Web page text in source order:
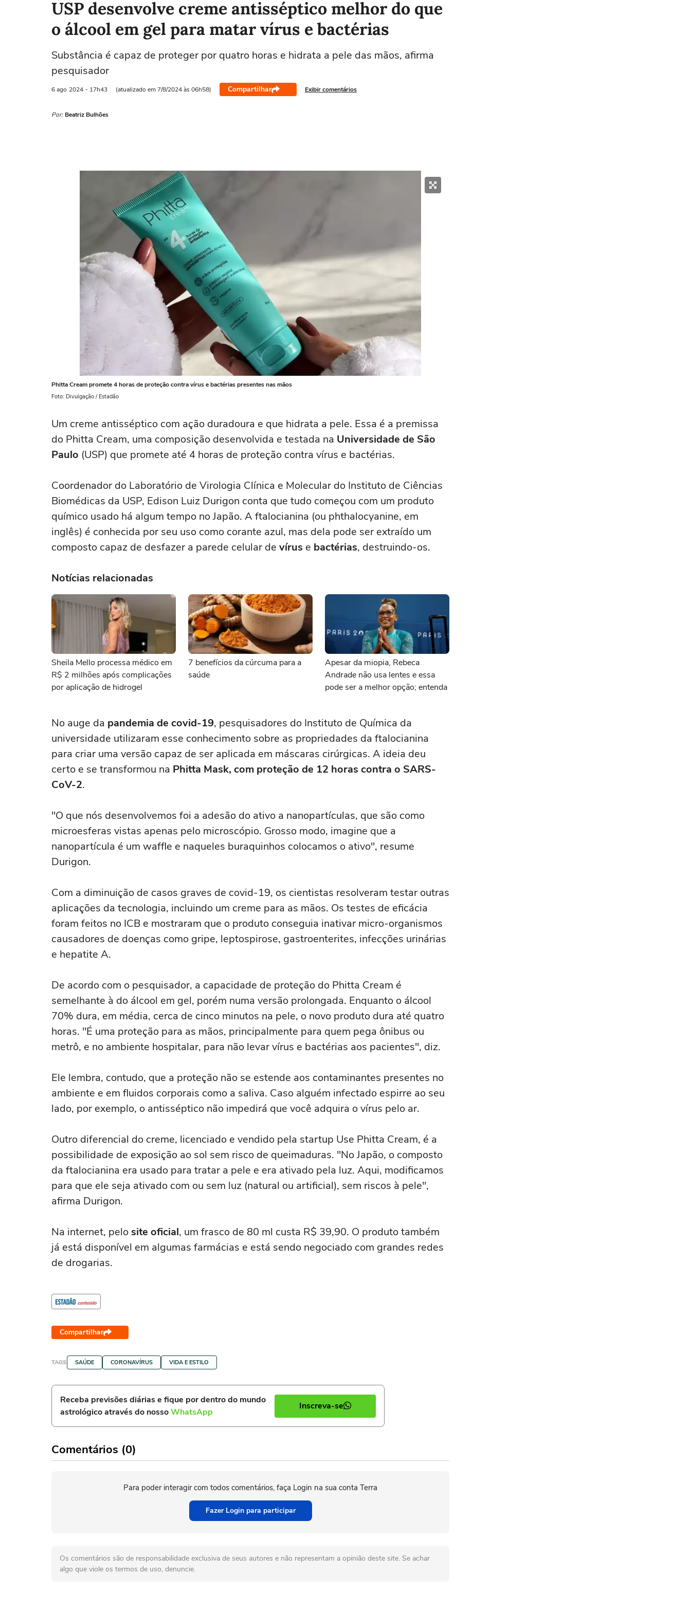
USP desenvolve creme antisséptico melhor do que
o álcool em gel para matar vírus e bactérias
Substância é capaz de proteger por quatro horas e hidrata a pele das mãos, afirma
pesquisador
6 ago 2024 - 17h43 (atualizado em 7/8/2024 às 06h58) Compartilhar Exibir comentários
Por: Beatriz Bulhões
Phitta Cream promete 4 horas de proteção contra vírus e bactérias presentes nas mãos
Foto: Divulgação / Estadão
Um creme antisséptico com ação duradoura e que hidrata a pele. Essa é a premissa
do Phitta Cream, uma composição desenvolvida e testada na Universidade de São
Paulo (USP) que promete até 4 horas de proteção contra vírus e bactérias.
Coordenador do Laboratório de Virologia Clínica e Molecular do Instituto de Ciências
Biomédicas da USP, Edison Luiz Durigon conta que tudo começou com um produto
químico usado há algum tempo no Japão. A ftalocianina (ou phthalocyanine, em
inglês) é conhecida por seu uso como corante azul, mas dela pode ser extraído um
composto capaz de desfazer a parede celular de vírus e bactérias, destruindo-os.
Notícias relacionadas
Sheila Mello processa médico em
R$ 2 milhões após complicações
por aplicação de hidrogel
7 benefícios da cúrcuma para a
saúde
Apesar da miopia, Rebeca
Andrade não usa lentes e essa
pode ser a melhor opção; entenda
No auge da pandemia de covid-19, pesquisadores do Instituto de Química da
universidade utilizaram esse conhecimento sobre as propriedades da ftalocianina
para criar uma versão capaz de ser aplicada em máscaras cirúrgicas. A ideia deu
certo e se transformou na Phitta Mask, com proteção de 12 horas contra o SARS-
CoV-2.
"O que nós desenvolvemos foi a adesão do ativo a nanopartículas, que são como
microesferas vistas apenas pelo microscópio. Grosso modo, imagine que a
nanopartícula é um waffle e naqueles buraquinhos colocamos o ativo", resume
Durigon.
Com a diminuição de casos graves de covid-19, os cientistas resolveram testar outras
aplicações da tecnologia, incluindo um creme para as mãos. Os testes de eficácia
foram feitos no ICB e mostraram que o produto conseguia inativar micro-organismos
causadores de doenças como gripe, leptospirose, gastroenterites, infecções urinárias
e hepatite A.
De acordo com o pesquisador, a capacidade de proteção do Phitta Cream é
semelhante à do álcool em gel, porém numa versão prolongada. Enquanto o álcool
70% dura, em média, cerca de cinco minutos na pele, o novo produto dura até quatro
horas. "É uma proteção para as mãos, principalmente para quem pega ônibus ou
metrô, e no ambiente hospitalar, para não levar vírus e bactérias aos pacientes", diz.
Ele lembra, contudo, que a proteção não se estende aos contaminantes presentes no
ambiente e em fluidos corporais como a saliva. Caso alguém infectado espirre ao seu
lado, por exemplo, o antisséptico não impedirá que você adquira o vírus pelo ar.
Outro diferencial do creme, licenciado e vendido pela startup Use Phitta Cream, é a
possibilidade de exposição ao sol sem risco de queimaduras. "No Japão, o composto
da ftalocianina era usado para tratar a pele e era ativado pela luz. Aqui, modificamos
para que ele seja ativado com ou sem luz (natural ou artificial), sem riscos à pele",
afirma Durigon.
Na internet, pelosite oficial, um frasco de 80 ml custa R$ 39,90. O produto também
já está disponível em algumas farmácias e está sendo negociado com grandes redes
de drogarias.
Compartilhar
TAGS SAÚDE CORONAVÍRUS VIDA E ESTILO
Receba previsões diárias e fique por dentro do mundo
astrológico através do nossoWhatsApp
Inscreva-se
Comentários (0)
Para poder interagir com todos comentários, faça Login na sua conta Terra
Fazer Login para participar
Os comentários são de responsabilidade exclusiva de seus autores e não representam a opinião deste site. Se achar
algo que viole os termos de uso, denuncie.